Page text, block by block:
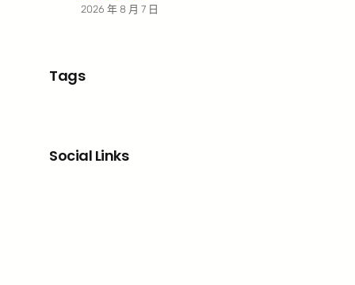
2026 年 8 月 7 日
Tags
Social Links